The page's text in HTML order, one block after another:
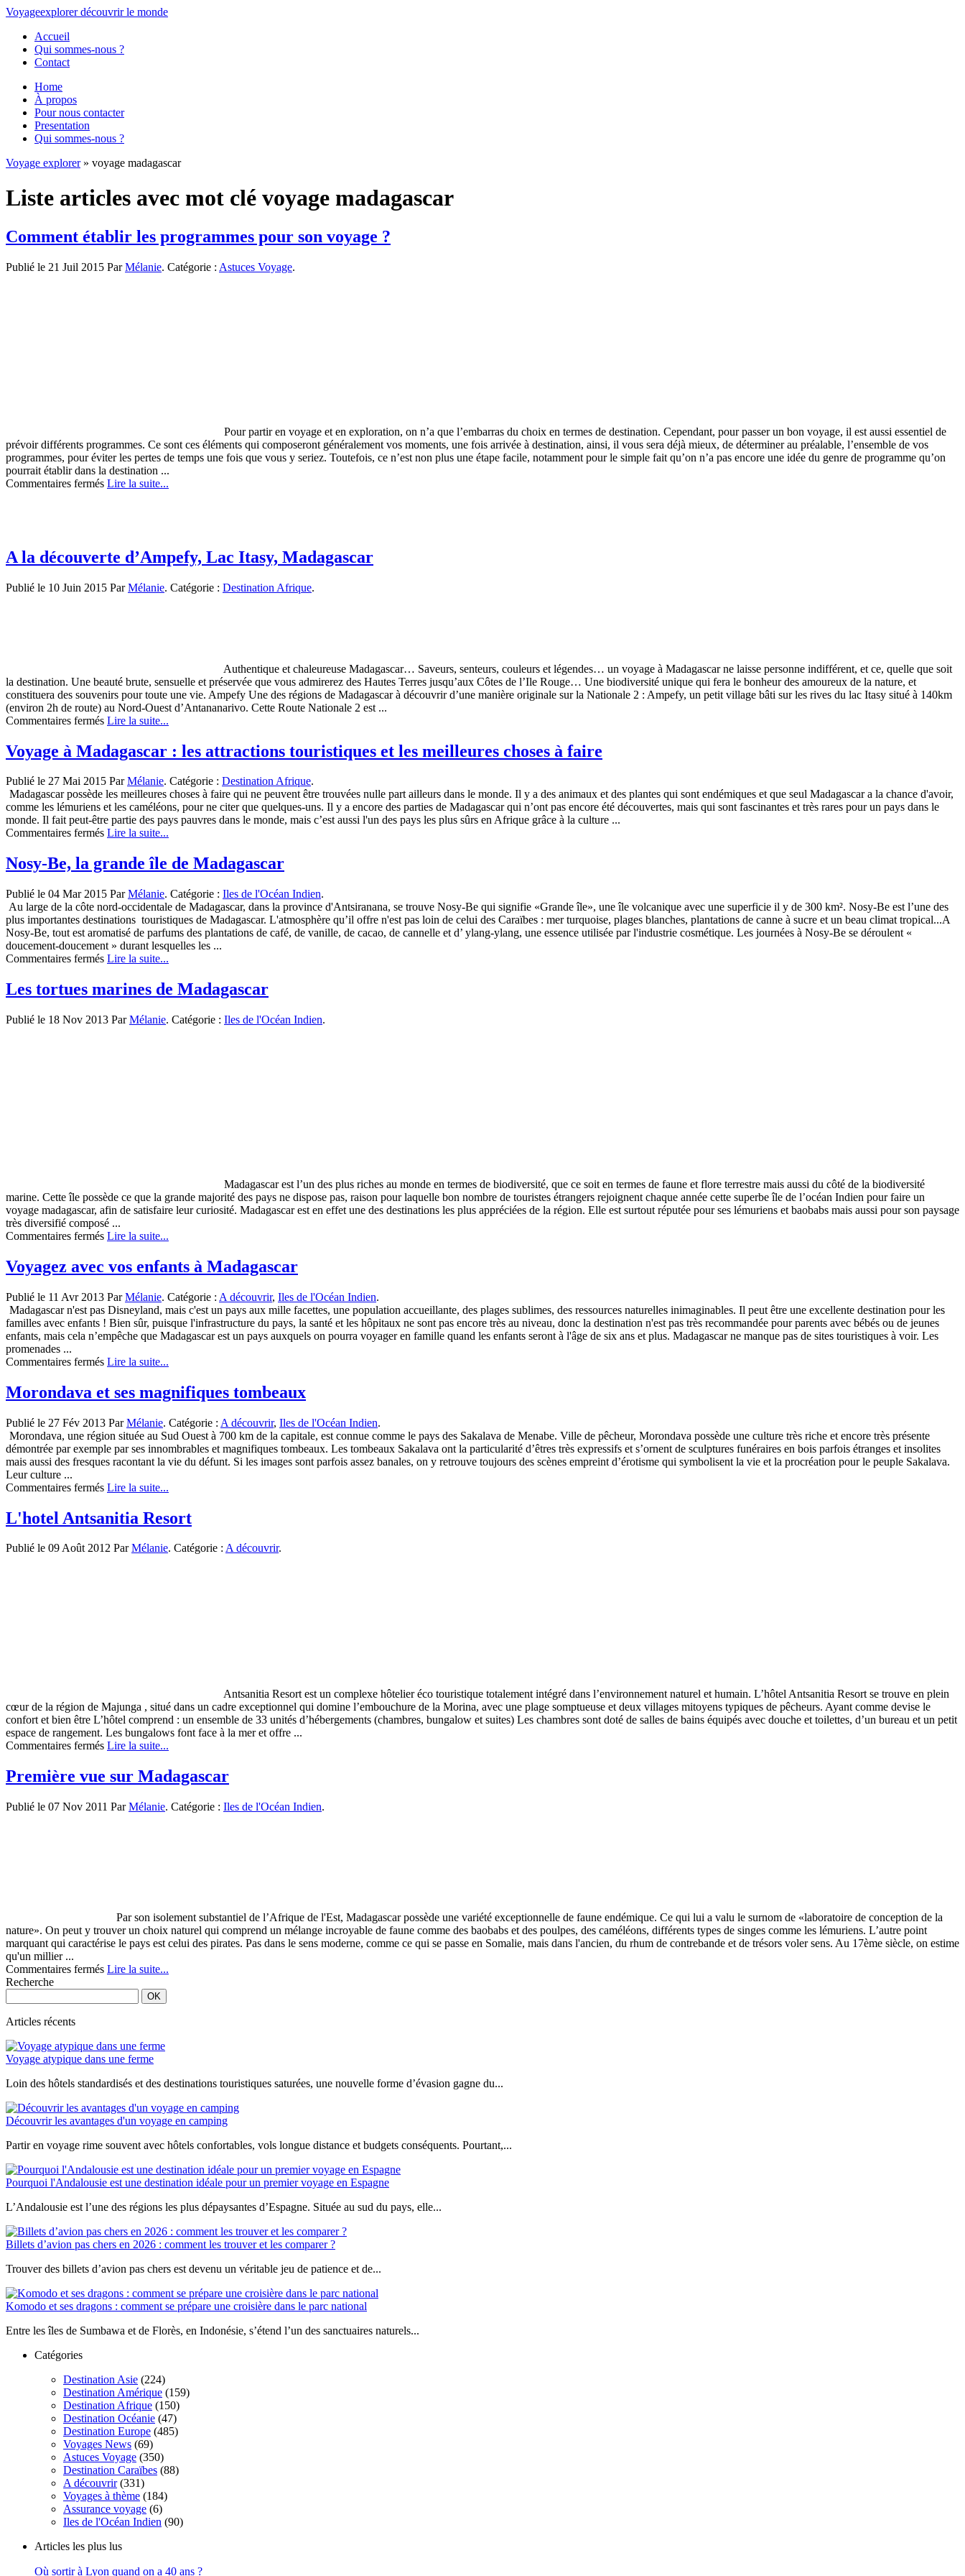
Voyageexplorer découvrirle monde
Accueil
Qui sommes-nous ?
Contact
Home
À propos
Pour nous contacter
Presentation
Qui sommes-nous ?
Voyage explorer» voyage madagascar
Liste articles avec mot clé voyage madagascar
Comment établir les programmes pour son voyage ?
Publié le 21 Juil 2015 ParMélanie. Catégorie : Astuces Voyage.
Pour partir en voyage et en exploration, on n’a que l’embarras du choix en termes de destination. Cependant, pour passer un bon voyage, il est aussi essentiel de
prévoir différents programmes. Ce sont ces éléments qui composeront généralement vos moments, une fois arrivée à destination, ainsi, il vous sera déjà mieux, de déterminer au préalable, l’ensemble de vos
programmes, pour éviter les pertes de temps une fois que vous y seriez. Toutefois, ce n’est non plus une étape facile, notamment pour le simple fait qu’on n’a pas encore une idée du genre de programme qu’on
pourrait établir dans la destination ...
Commentaires ferméssur
son
Lire la suite...
A la découverte d’Ampefy, Lac Itasy, Madagascar
Publié le 10 Juin 2015 ParMélanie. Catégorie : Destination Afrique.
Authentique et chaleureuse Madagascar… Saveurs, senteurs, couleurs et légendes… un voyage à Madagascar ne laisse personne indifférent, et ce, quelle que soit
la destination. Une beauté brute, sensuelle et préservée que vous admirerez des Hautes Terres jusqu’aux Côtes de l’Ile Rouge… Une biodiversité unique qui fera le bonheur des amoureux de la nature, et
constituera des souvenirs pour toute une vie. Ampefy Une des régions de Madagascar à découvrir d’une manière originale sur la Nationale 2 : Ampefy, un petit village bâti sur les rives du lac Itasy situé à 140km
(environ 2h de route) au Nord-Ouest d’Antananarivo. Cette Route Nationale 2 est ...
Commentaires ferméssur
la
découverte
Lac
Itasy,
Madagascar
Lire la suite...
Voyage à Madagascar : les attractions touristiques et les meilleures choses à faire
Publié le 27 Mai 2015 ParMélanie. Catégorie : Destination Afrique.
Madagascar possède les meilleures choses à faire qui ne peuvent être trouvées nulle part ailleurs dans le monde. Il y a des animaux et des plantes qui sont endémiques et que seul Madagascar a la chance d'avoir,
comme les lémuriens et les caméléons, pour ne citer que quelques-uns. Il y a encore des parties de Madagascar qui n’ont pas encore été découvertes, mais qui sont fascinantes et très rares pour un pays dans le
monde. Il fait peut-être partie des pays pauvres dans le monde, mais c’est aussi l'un des pays les plus sûrs en Afrique grâce à la culture ...
Commentaires ferméssur
à
Madagascar :
attractions
touristiques
et
les
meilleures
choses
faire
Lire la suite...
Nosy-Be, la grande île de Madagascar
Publié le 04 Mar 2015 ParMélanie. Catégorie : Iles de l'Océan Indien.
Au large de la côte nord-occidentale de Madagascar, dans la province d'Antsiranana, se trouve Nosy-Be qui signifie «Grande île», une île volcanique avec une superficie il y de 300 km². Nosy-Be est l’une des
plus importantes destinations touristiques de Madagascar. L'atmosphère qu’il offre n'est pas loin de celui des Caraïbes : mer turquoise, plages blanches, plantations de canne à sucre et un beau climat tropical...A
Nosy-Be, tout est aromatisé de parfums des plantations de café, de vanille, de cacao, de cannelle et d’ ylang-ylang, une essence utilisée par l'industrie cosmétique. Les journées à Nosy-Be se déroulent «
doucement-doucement » durant lesquelles les ...
Commentaires ferméssur
la
île
Lire la suite...
Les tortues marines de Madagascar
Publié le 18 Nov 2013 ParMélanie. Catégorie : Iles de l'Océan Indien.
Madagascar est l’un des plus riches au monde en termes de biodiversité, que ce soit en termes de faune et flore terrestre mais aussi du côté de la biodiversité
marine. Cette île possède ce que la grande majorité des pays ne dispose pas, raison pour laquelle bon nombre de touristes étrangers rejoignent chaque année cette superbe île de l’océan Indien pour faire un
voyage madagascar, afin de satisfaire leur curiosité. Madagascar est en effet une des destinations les plus appréciées de la région. Elle est surtout réputée pour ses lémuriens et baobabs mais aussi pour son paysage
très diversifié composé ...
Commentaires ferméssur
marines
Madagascar
Lire la suite...
Voyagez avec vos enfants à Madagascar
Publié le 11 Avr 2013 ParMélanie. Catégorie : A découvrir, Iles de l'Océan Indien.
Madagascar n'est pas Disneyland, mais c'est un pays aux mille facettes, une population accueillante, des plages sublimes, des ressources naturelles inimaginables. Il peut être une excellente destination pour les
familles avec enfants ! Bien sûr, puisque l'infrastructure du pays, la santé et les hôpitaux ne sont pas encore très au niveau, donc la destination n'est pas très recommandée pour parents avec bébés ou de jeunes
enfants, mais cela n’empêche que Madagascar est un pays auxquels on pourra voyager en famille quand les enfants seront à l'âge de six ans et plus. Madagascar ne manque pas de sites touristiques à voir. Les
promenades ...
Commentaires ferméssur
avec
vos
à
Madagascar
Lire la suite...
Morondava et ses magnifiques tombeaux
Publié le 27 Fév 2013 ParMélanie. Catégorie : A découvrir, Iles de l'Océan Indien.
Morondava, une région située au Sud Ouest à 700 km de la capitale, est connue comme le pays des Sakalava de Menabe. Ville de pêcheur, Morondava possède une culture très riche et encore très présente
démontrée par exemple par ses innombrables et magnifiques tombeaux. Les tombeaux Sakalava ont la particularité d’êtres très expressifs et s’ornent de sculptures funéraires en bois parfois étranges et insolites
mais aussi des fresques racontant la vie du défunt. Si les images sont parfois assez banales, on y retrouve toujours des scènes empreint d’érotisme qui symbolisent la vie et la procréation pour le peuple Sakalava.
Leur culture ...
Commentaires ferméssur
ses
tombeaux
Lire la suite...
L'hotel Antsanitia Resort
Publié le 09 Août 2012 ParMélanie. Catégorie : A découvrir.
Antsanitia Resort est un complexe hôtelier éco touristique totalement intégré dans l’environnement naturel et humain. L’hôtel Antsanitia Resort se trouve en plein
cœur de la région de Majunga , situé dans un cadre exceptionnel qui domine l’embouchure de la Morina, avec une plage somptueuse et deux villages mitoyens typiques de pêcheurs. Ayant comme devise le
confort et bien être L’hôtel comprend : un ensemble de 33 unités d’hébergements (chambres, bungalow et suites) Les chambres sont doté de salles de bains équipés avec douche et toilettes, d’un bureau et un petit
espace de rangement. Les bungalows font face à la mer et offre ...
Commentaires ferméssur
Antsanitia
Resort
Lire la suite...
Première vue sur Madagascar
Publié le 07 Nov 2011 ParMélanie. Catégorie : Iles de l'Océan Indien.
Par son isolement substantiel de l’Afrique de l'Est, Madagascar possède une variété exceptionnelle de faune endémique. Ce qui lui a valu le surnom de «laboratoire de conception de la
nature». On peut y trouver un choix naturel qui comprend un mélange incroyable de faune comme des baobabs et des poulpes, des caméléons, différents types de singes comme les lémuriens. L’autre point
marquant qui caractérise le pays est celui des pirates. Pas dans le sens moderne, comme ce qui se passe en Somalie, mais dans l'ancien, du rhum de contrebande et de trésors voler sens. Au 17ème siècle, on estime
qu'un millier ...
Commentaires ferméssur
sur
Lire la suite...
Recherche
Articles récents
Voyage atypique dans une ferme
Loin des hôtels standardisés et des destinations touristiques saturées, une nouvelle forme d’évasion gagne du...
Découvrir les avantages d'un voyage en camping
Partir en voyage rime souvent avec hôtels confortables, vols longue distance et budgets conséquents. Pourtant,...
Pourquoi l'Andalousie est une destination idéale pour un premier voyage en Espagne
L’Andalousie est l’une des régions les plus dépaysantes d’Espagne. Située au sud du pays, elle...
Billets d’avion pas chers en 2026 : comment les trouver et les comparer ?
Trouver des billets d’avion pas chers est devenu un véritable jeu de patience et de...
Komodo et ses dragons : comment se prépare une croisière dans le parc national
Entre les îles de Sumbawa et de Florès, en Indonésie, s’étend l’un des sanctuaires naturels...
Catégories
Destination Asie (224)
Destination Amérique (159)
Destination Afrique (150)
Destination Océanie (47)
Destination Europe (485)
Voyages News (69)
Astuces Voyage (350)
Destination Caraïbes (88)
A découvrir(331)
Voyages à thème (184)
Assurance voyage (6)
Iles de l'Océan Indien (90)
Articles les plus lus
Où sortir à Lyon quand on a 40 ans ?